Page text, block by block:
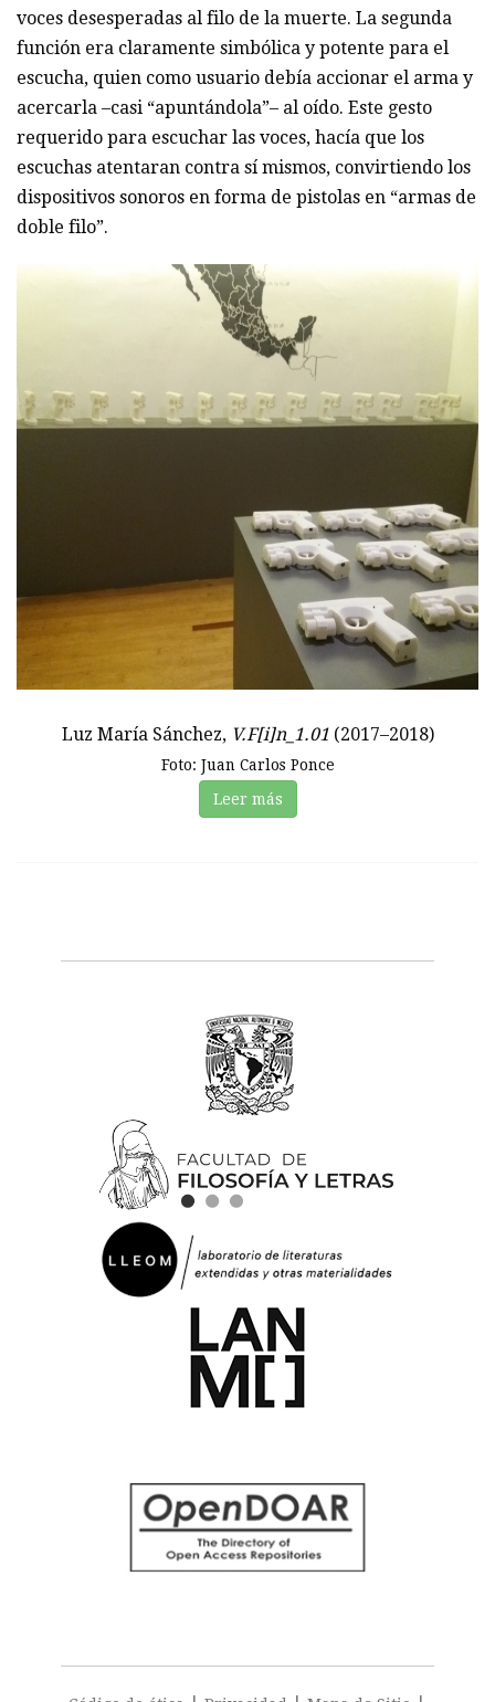
voces desesperadas al filo de la muerte. La segunda
función era claramente simbólica y potente para el
escucha, quien como usuario debía accionar el arma y
acercarla –casi “apuntándola”– al oído. Este gesto
requerido para escuchar las voces, hacía que los
escuchas atentaran contra sí mismos, convirtiendo los
dispositivos sonoros en forma de pistolas en “armas de
doble filo”.
Luz María Sánchez, V.F[i]n_1.01 (2017–2018)
Foto: Juan Carlos Ponce
Leer más